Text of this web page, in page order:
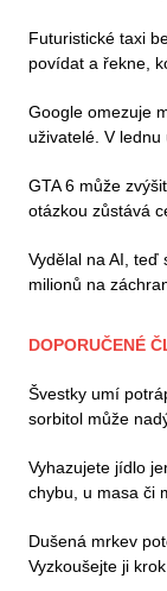
Futuristické taxi
povídat a řekne,
Google omezuje
uživatelé. V
GTA 6 může
otázkou zůstává
Vydělal na AI, teď
milionů na
DOPORUČENÉ
Švestky umí
sorbitol může
Vyhazujete jídlo
chybu, u masa či
Dušená mrkev
Vyzkoušejte ji